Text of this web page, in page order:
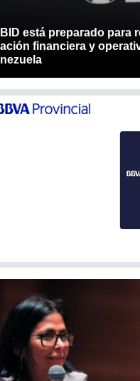
BID está preparado para
financiera y